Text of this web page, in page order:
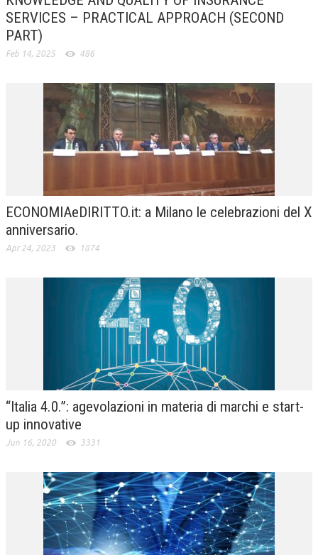
CRIMINOLOGIA TRIBUTARIA
CFC E PARADISI FISCALI
PRASSI
AMMINISTRATIVA
TRIBUTARIA
COSTITUZIONALE
ARCHIVIO EVENTI (FINO AL 2022)
PUBBLICAZIONI
BOLLETTINO FINANZIAMENTI
TELEGRAM
DOCUMENTI
MANUALI E MONOGRAFIE
SERVICES – PRACTICAL APPROACH (SECOND
PART)
Feb 14, 2025 486
ECONOMIAeDIRITTO.it: a Milano le celebrazioni del X
anniversario.
Apr 24, 2023 1874
“Italia 4.0.”: agevolazioni in materia di marchi e start-
up innovative
Jun 16, 2020 3331